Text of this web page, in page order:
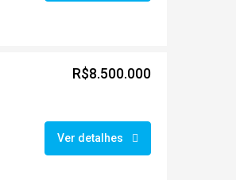
R$8.500.000
Ver detalhes